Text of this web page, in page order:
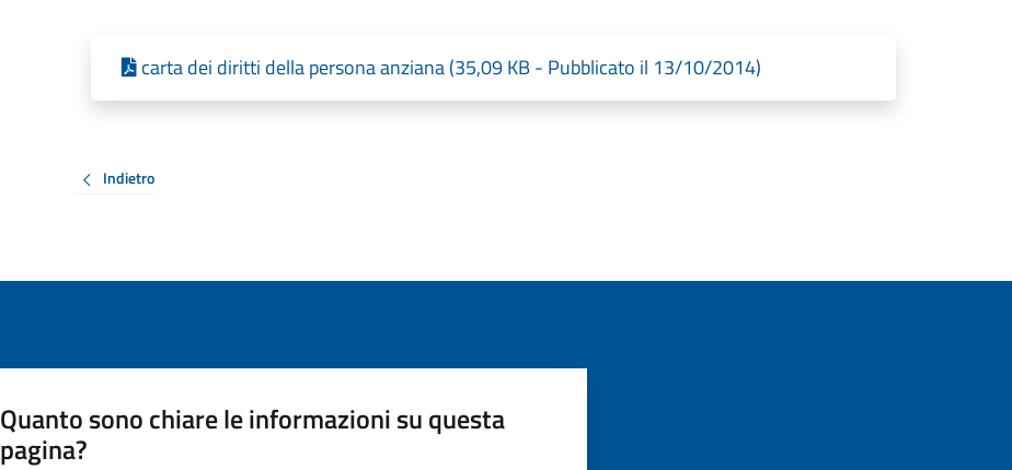
carta dei diritti della persona anziana (35,09 KB - Pubblicato il 13/10/2014)
Indietro
Quanto sono chiare le informazioni su questa
pagina?